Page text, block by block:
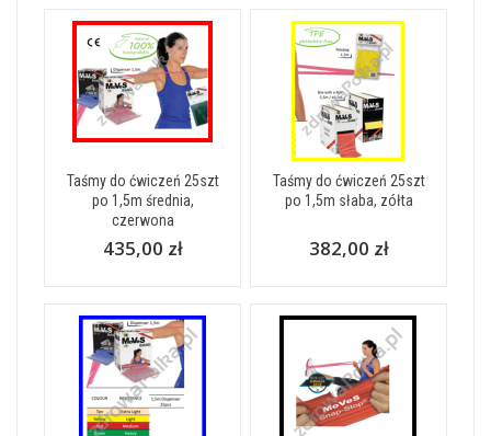
Taśmy do ćwiczeń 25szt
po 1,5m średnia,
czerwona
435,00 zł
Taśmy do ćwiczeń 25szt
po 1,5m słaba, zółta
382,00 zł